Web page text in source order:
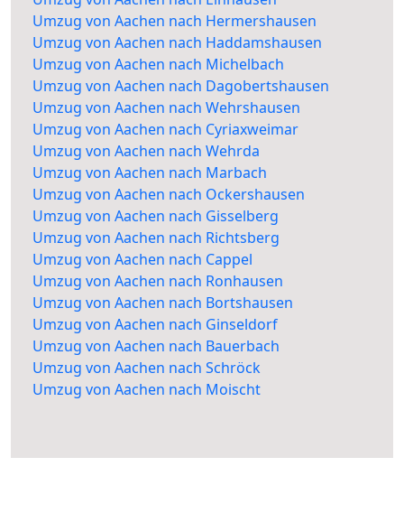
Umzug von Aachen nach Hermershausen
Umzug von Aachen nach Haddamshausen
Umzug von Aachen nach Michelbach
Umzug von Aachen nach Dagobertshausen
Umzug von Aachen nach Wehrshausen
Umzug von Aachen nach Cyriaxweimar
Umzug von Aachen nach Wehrda
Umzug von Aachen nach Marbach
Umzug von Aachen nach Ockershausen
Umzug von Aachen nach Gisselberg
Umzug von Aachen nach Richtsberg
Umzug von Aachen nach Cappel
Umzug von Aachen nach Ronhausen
Umzug von Aachen nach Bortshausen
Umzug von Aachen nach Ginseldorf
Umzug von Aachen nach Bauerbach
Umzug von Aachen nach Schröck
Umzug von Aachen nach Moischt